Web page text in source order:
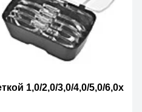
1,0/2,0/3,0/4,0/5,0/6,0х